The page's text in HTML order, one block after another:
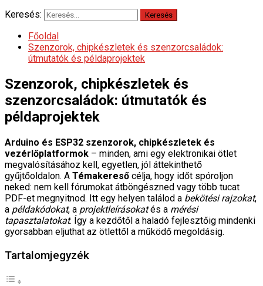
Keresés:
Főoldal
Szenzorok, chipkészletek és szenzorcsaládok:
útmutatók és példaprojektek
Szenzorok, chipkészletek és
szenzorcsaládok: útmutatók és
példaprojektek
Arduino és ESP32 szenzorok, chipkészletek és
vezérlőplatformok – minden, ami egy elektronikai ötlet
megvalósításához kell, egyetlen, jól áttekinthető
gyűjtőoldalon. A Témakereső célja, hogy időt spóroljon
neked: nem kell fórumokat átböngészned vagy több tucat
PDF-et megnyitnod. Itt egy helyen találod a bekötési rajzokat,
a példakódokat, a projektleírásokatés a mérési
tapasztalatokat. Így a kezdőtől a haladó fejlesztőig mindenki
gyorsabban eljuthat az ötlettől a működő megoldásig.
Tartalomjegyzék